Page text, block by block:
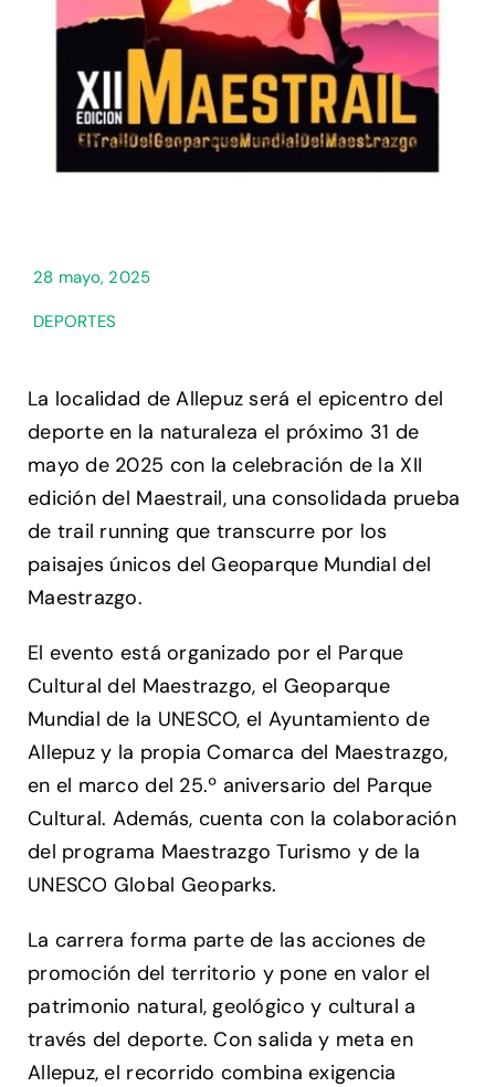
28 mayo, 2025
DEPORTES
La localidad de Allepuz será el epicentro del
deporte en la naturaleza el próximo 31 de
mayo de 2025 con la celebración de la XII
edición del Maestrail, una consolidada prueba
de trail running que transcurre por los
paisajes únicos del Geoparque Mundial del
Maestrazgo.
El evento está organizado por el Parque
Cultural del Maestrazgo, el Geoparque
Mundial de la UNESCO, el Ayuntamiento de
Allepuz y la propia Comarca del Maestrazgo,
en el marco del 25.º aniversario del Parque
Cultural. Además, cuenta con la colaboración
del programa Maestrazgo Turismo y de la
UNESCO Global Geoparks.
La carrera forma parte de las acciones de
promoción del territorio y pone en valor el
patrimonio natural, geológico y cultural a
través del deporte. Con salida y meta en
Allepuz, el recorrido combina exigencia